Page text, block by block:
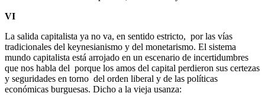
VI
La salida capitalista ya no va, en sentido estricto, por las vías
tradicionales del keynesianismo y del monetarismo. El sistema
mundo capitalista está arrojado en un escenario de incertidumbres
que nos habla del porque los amos del capital perdieron sus certezas
y seguridades en torno del orden liberal y de las políticas
económicas burguesas. Dicho a la vieja usanza: